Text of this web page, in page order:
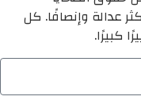
عدالة وإنصافًا. كل
كبيرًا.